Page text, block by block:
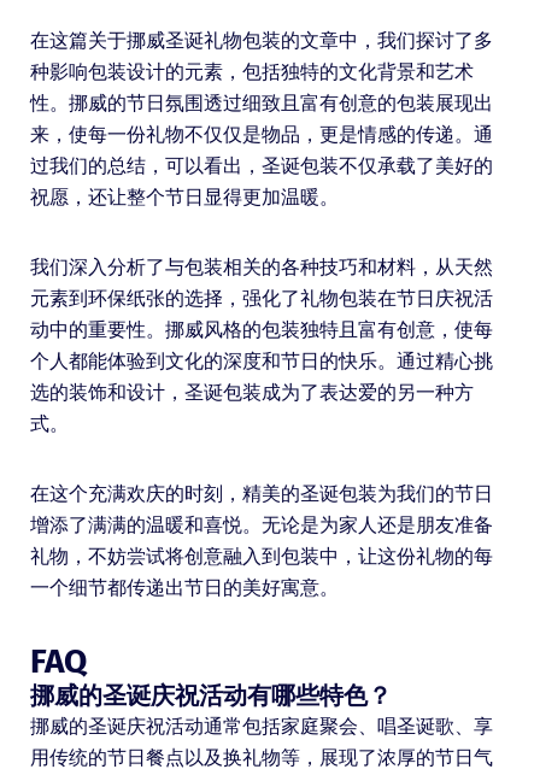
在这篇关于挪威圣诞礼物包装的文章中，我们探讨了多
种影响包装设计的元素，包括独特的文化背景和艺术
性。挪威的节日氛围透过细致且富有创意的包装展现出
来，使每一份礼物不仅仅是物品，更是情感的传递。通
过我们的总结，可以看出，圣诞包装不仅承载了美好的
祝愿，还让整个节日显得更加温暖。
我们深入分析了与包装相关的各种技巧和材料，从天然
元素到环保纸张的选择，强化了礼物包装在节日庆祝活
动中的重要性。挪威风格的包装独特且富有创意，使每
个人都能体验到文化的深度和节日的快乐。通过精心挑
选的装饰和设计，圣诞包装成为了表达爱的另一种方
式。
在这个充满欢庆的时刻，精美的圣诞包装为我们的节日
增添了满满的温暖和喜悦。无论是为家人还是朋友准备
礼物，不妨尝试将创意融入到包装中，让这份礼物的每
一个细节都传递出节日的美好寓意。
FAQ
挪威的圣诞庆祝活动有哪些特色？
挪威的圣诞庆祝活动通常包括家庭聚会、唱圣诞歌、享
用传统的节日餐点以及换礼物等，展现了浓厚的节日气